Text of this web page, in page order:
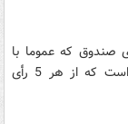
که عموما با
اختلافی اندک عموما صحیح هستند، گزارش داده است که از هر 5 رأی